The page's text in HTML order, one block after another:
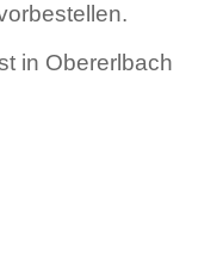
in Obererlbach